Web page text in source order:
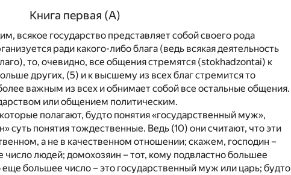
Книга первая (А)
всякое государство представляет собой своего рода
ради какого-либо блага (ведь всякая деятельность
то, очевидно, все общения стремятся (stokhadzontai) к
других, (5) и к высшему из всех благ стремится то
важным из всех и обнимает собой все остальные общения.
или общением политическим.
полагают, будто понятия «государственный муж»,
суть понятия тождественные. Ведь (10) они считают, что эти
а не в качественном отношении; скажем, господин –
число людей; домохозяин – тот, кому подвластно большее
большее число – это государственный муж или царь; будто